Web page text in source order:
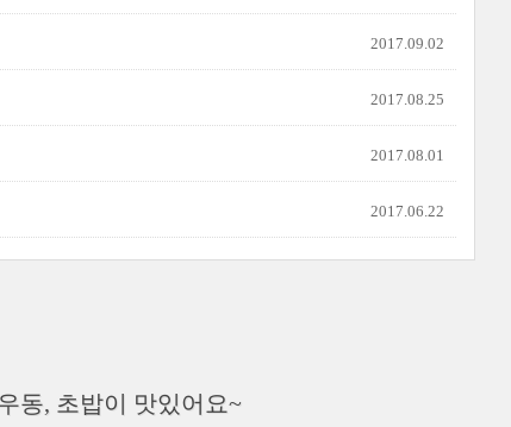
2017.09.02
2017.08.25
2017.08.01
2017.06.22
동, 초밥이 맛있어요~